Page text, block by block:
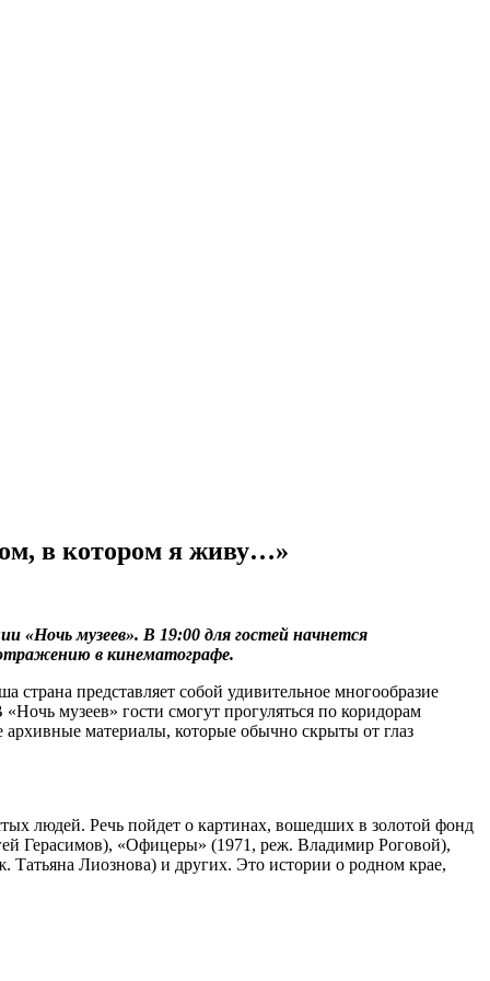
в котором я живу…»
«Ночь музеев». В 19:00 для гостей начнется
в кинематографе.
страна представляет собой удивительное многообразие
музеев» гости смогут прогуляться по коридорам
материалы, которые обычно скрыты от глаз
людей. Речь пойдет о картинах, вошедших в золотой фонд
Герасимов), «Офицеры» (1971, реж. Владимир Роговой),
Лиознова) и других. Это истории о родном крае,